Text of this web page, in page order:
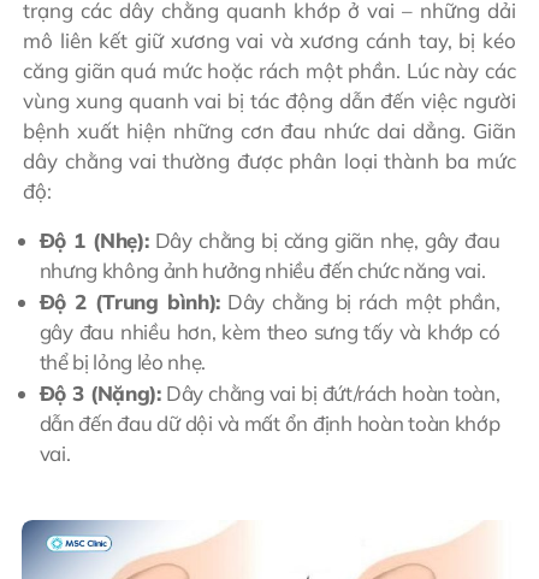
trạng các dây chằng quanh khớp ở vai – những dải
mô liên kết giữ xương vai và xương cánh tay, bị kéo
căng giãn quá mức hoặc rách một phần. Lúc này các
vùng xung quanh vai bị tác động dẫn đến việc người
bệnh xuất hiện những cơn đau nhức dai dẳng. Giãn
dây chằng vai thường được phân loại thành ba mức
độ:
Độ 1 (Nhẹ):Dây chằng bị căng giãn nhẹ, gây đau
nhưng không ảnh hưởng nhiều đến chức năng vai.
Độ 2 (Trung bình):Dây chằng bị rách một phần,
gây đau nhiều hơn, kèm theo sưng tấy và khớp có
thể bị lỏng lẻo nhẹ.
Độ 3 (Nặng):Dây chằng vai bị đứt/rách hoàn toàn,
dẫn đến đau dữ dội và mất ổn định hoàn toàn khớp
vai.